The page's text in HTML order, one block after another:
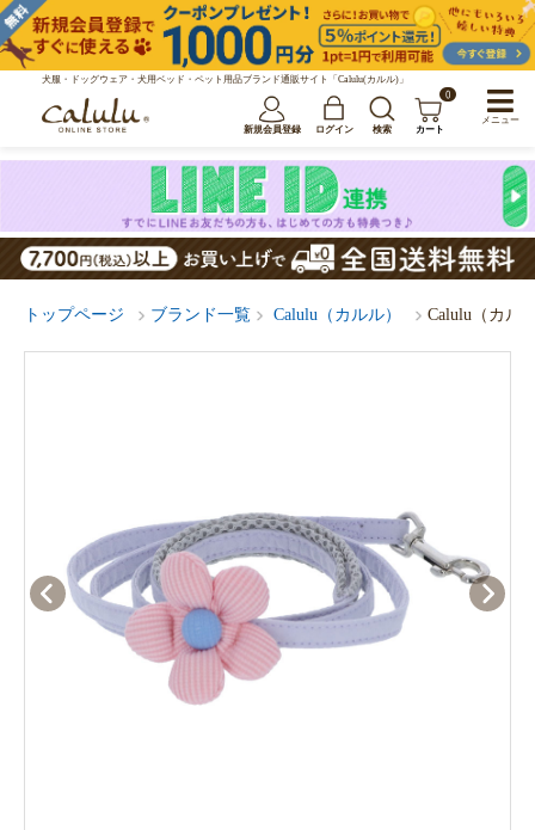
犬服・ドッグウェア・犬用ベッド・ペット用品ブランド通販サイト「Calulu(カルル)」
新規会員登録 ログイン 検索
0
カート
トップページ ブランド一覧 Calulu（カルル） Calulu（カル
メニュー